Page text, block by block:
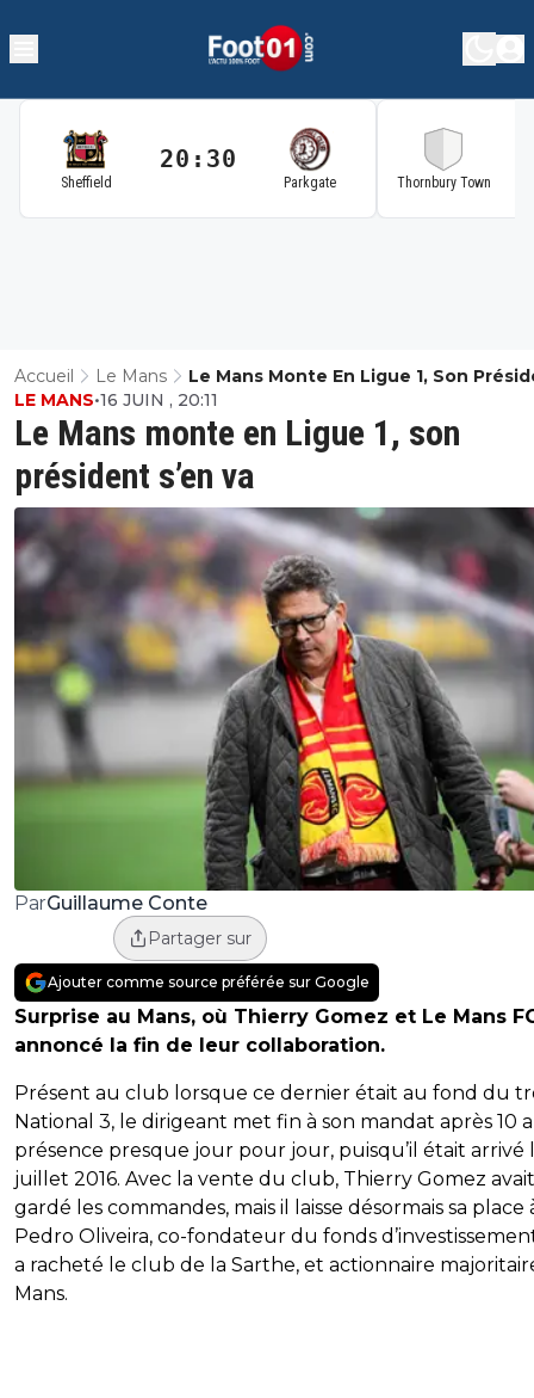
Sheffield
20:30
Parkgate Thornbury Town
Accueil Le Mans
Le Mans Monte En Ligue 1, Son
S’en Va
Le Mans monte en Ligue 1, son
président s’en va
LE MANS•16 JUIN , 20:11
ParGuillaume Conte
Partager sur
Ajouter comme source préférée sur Google
Surprise au Mans, où Thierry Gomez et Le Mans
annoncé la fin de leur collaboration.
Présent au club lorsque ce dernier était au fond du
National 3, le dirigeant met fin à son mandat après 10
présence presque jour pour jour, puisqu’il était arrivé
juillet 2016. Avec la vente du club, Thierry Gomez avait
gardé les commandes, mais il laisse désormais sa place
Pedro Oliveira, co-fondateur du fonds
a racheté le club de la Sarthe, et actionnaire
Mans.